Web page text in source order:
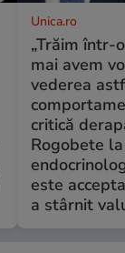
Unica.ro
„Trăim într-
mai avem
vederea
critică
Rogobete
este
a stârnit